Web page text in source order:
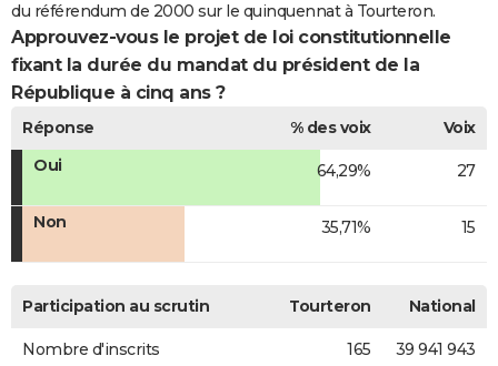
du référendum de 2000 sur le quinquennat à Tourteron.
Approuvez-vous le projet de loi constitutionnelle
fixant la durée du mandat du président de la
République à cinq ans ?
Réponse % des voix
Voix
Oui
64,29% 27
Non 35,71% 15
Participation au scrutin Tourteron National
Nombre d'inscrits 165 39 941 943